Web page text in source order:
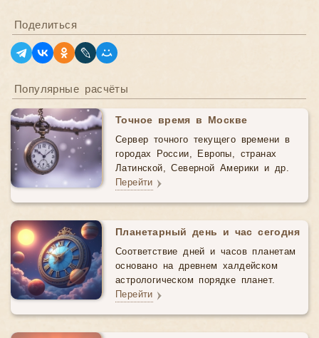
Поделиться
Популярные расчёты
Точное время в Москве
Сервер точного текущего времени в
городах России, Европы, странах
Латинской, Северной Америки и др.
Перейти
Планетарный день и час сегодня
Соответствие дней и часов планетам
основано на древнем халдейском
астрологическом порядке планет.
Перейти